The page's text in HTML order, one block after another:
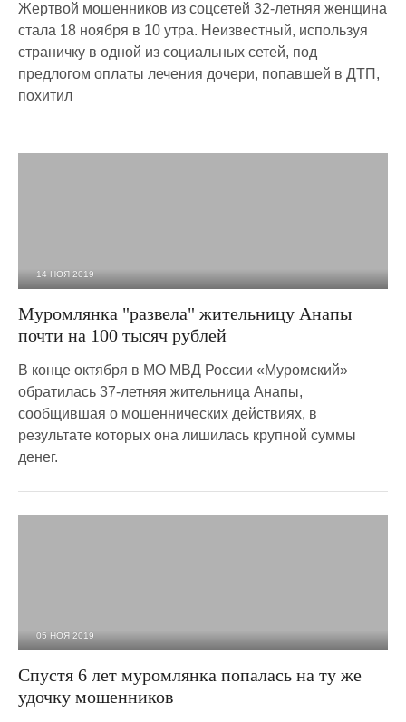
Жертвой мошенников из соцсетей 32-летняя женщина
стала 18 ноября в 10 утра. Неизвестный, используя
страничку в одной из социальных сетей, под
предлогом оплаты лечения дочери, попавшей в ДТП,
похитил
14 НОЯ 2019
Муромлянка "развела" жительницу Анапы
почти на 100 тысяч рублей
В конце октября в МО МВД России «Муромский»
обратилась 37-летняя жительница Анапы,
сообщившая о мошеннических действиях, в
результате которых она лишилась крупной суммы
денег.
05 НОЯ 2019
Спустя 6 лет муромлянка попалась на ту же
удочку мошенников